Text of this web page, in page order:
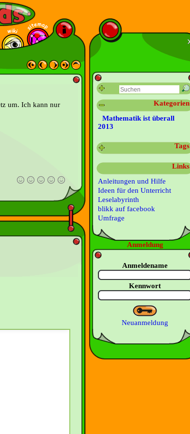
um. Ich kann nur
Kategorien
Mathematik ist überall
2013
Tags
Links
Anleitungen und Hilfe
Ideen für den Unterricht
Leselabyrinth
blikk auf facebook
Umfrage
Anmeldung
Anmeldename
Kennwort
Neuanmeldung